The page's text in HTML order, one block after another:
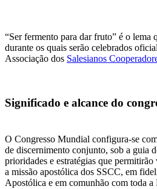
“Ser fermento para dar fruto” é o lema
durante os quais serão celebrados
Associação dos Salesianos
Significado e alcance do
O Congresso Mundial configura-se
de discernimento conjunto, sob a guia
prioridades e estratégias que
a missão apostólica dos SSCC, em
Apostólica e em comunhão com toda a